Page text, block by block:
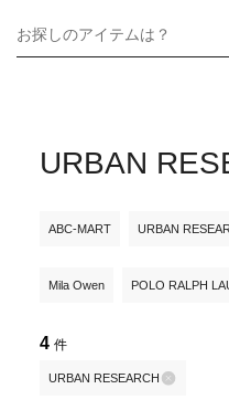
お探しのアイテムは？
URBAN
ABC-MART URBAN
Mila Owen POLO RALPH
4 件
URBAN RESEARCH